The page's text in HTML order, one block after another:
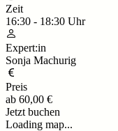
Zeit
16:30 - 18:30 Uhr
Expert:in
Sonja Machurig
Preis
ab 60,00 €
Jetzt buchen
Loading map...